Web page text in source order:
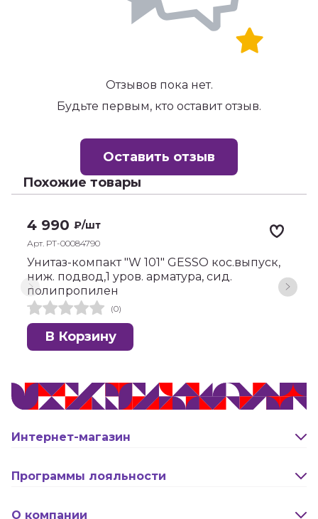
Отзывов пока нет.
Будьте первым, кто оставит отзыв.
Оставить отзыв
Похожие товары
4 990 ₽/шт
Арт. РТ-00084790
Унитаз-компакт "W 101" GESSO кос.выпуск,
ниж. подвод,1 уров. арматура, сид.
полипропилен
(0)
В Корзину
Интернет-магазин
Программы лояльности
О компании